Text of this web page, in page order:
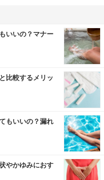
いいの？マナー
比較するメリッ
もいいの？漏れ
やかゆみにおす